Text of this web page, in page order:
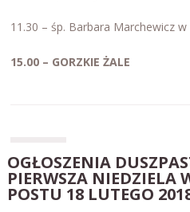
11.30 – śp. Barbara Marchewicz
15.00 – GORZKIE ŻALE
OGŁOSZENIA
PIERWSZA NIEDZIELA
POSTU 18 LUTEGO